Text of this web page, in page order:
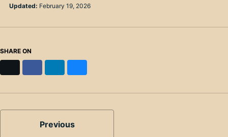
Updated: February 19, 2026
SHARE ON
Previous